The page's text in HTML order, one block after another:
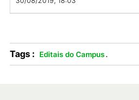
Tags : Editais do Campus.